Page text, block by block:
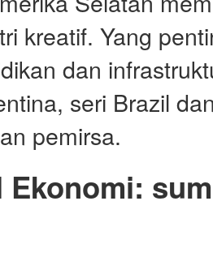
kreatif. Yang
dan
seri Brazil
pemirsa.
Ekonomi: